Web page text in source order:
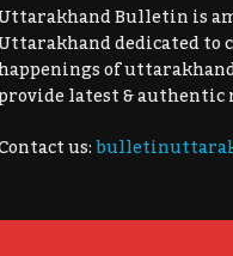
Bulletin is
dedicated to
happenings of
latest & authentic
us: